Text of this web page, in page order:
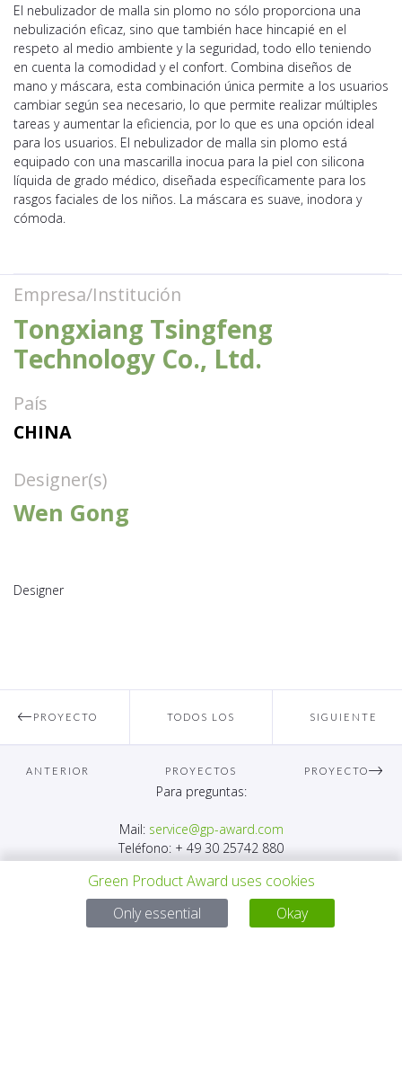
El nebulizador de malla sin plomo no sólo proporciona una
nebulización eficaz, sino que también hace hincapié en el
respeto al medio ambiente y la seguridad, todo ello teniendo
en cuenta la comodidad y el confort. Combina diseños de
mano y máscara, esta combinación única permite a los usuarios
cambiar según sea necesario, lo que permite realizar múltiples
tareas y aumentar la eficiencia, por lo que es una opción ideal
para los usuarios. El nebulizador de malla sin plomo está
equipado con una mascarilla inocua para la piel con silicona
líquida de grado médico, diseñada específicamente para los
rasgos faciales de los niños. La máscara es suave, inodora y
cómoda.
Empresa/Institución
Tongxiang Tsingfeng
Technology Co., Ltd.
País
CHINA
Designer(s)
Wen Gong
Designer
PROYECTO
ANTERIOR
TODOS LOS
PROYECTOS
SIGUIENTE
PROYECTO
Para preguntas:
Mail: service@gp-award.com
Teléfono: + 49 30 25742 880
Green Product Award uses cookies
Only essential
Okay